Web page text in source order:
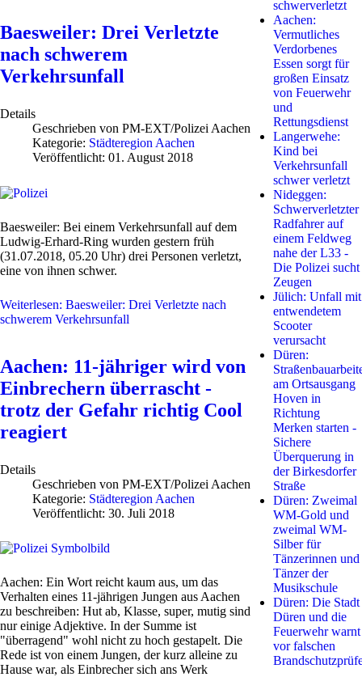
Baesweiler: Drei Verletzte
nach schwerem
Verkehrsunfall
Details
Geschrieben von PM-EXT/Polizei Aachen
Kategorie: Städteregion Aachen
Veröffentlicht: 01. August 2018
Baesweiler: Bei einem Verkehrsunfall auf dem
Ludwig-Erhard-Ring wurden gestern früh
(31.07.2018, 05.20 Uhr) drei Personen verletzt,
eine von ihnen schwer.
Weiterlesen: Baesweiler: Drei Verletzte nach
schwerem Verkehrsunfall
Aachen: 11-jähriger wird von
Einbrechern überrascht -
trotz der Gefahr richtig Cool
reagiert
Details
Geschrieben von PM-EXT/Polizei Aachen
Kategorie: Städteregion Aachen
Veröffentlicht: 30. Juli 2018
Aachen: Ein Wort reicht kaum aus, um das
Verhalten eines 11-jährigen Jungen aus Aachen
zu beschreiben: Hut ab, Klasse, super, mutig sind
nur einige Adjektive. In der Summe ist
"überragend" wohl nicht zu hoch gestapelt. Die
Rede ist von einem Jungen, der kurz alleine zu
Hause war, als Einbrecher sich ans Werk
schwerverletzt
Aachen:
Vermutliches
Verdorbenes
Essen sorgt für
großen Einsatz
von Feuerwehr
und
Rettungsdienst
Langerwehe:
Kind bei
Verkehrsunfall
schwer verletzt
Nideggen:
Schwerverletzter
Radfahrer auf
einem Feldweg
nahe der L33 -
Die Polizei sucht
Zeugen
Jülich: Unfall mit
entwendetem
Scooter
verursacht
Düren:
am Ortsausgang
Hoven in
Richtung
Merken starten -
Sichere
Überquerung in
der Birkesdorfer
Straße
Düren: Zweimal
WM-Gold und
zweimal WM-
Silber für
Tänzerinnen und
Tänzer der
Musikschule
Düren: Die Stadt
Düren und die
Feuerwehr warnt
vor falschen